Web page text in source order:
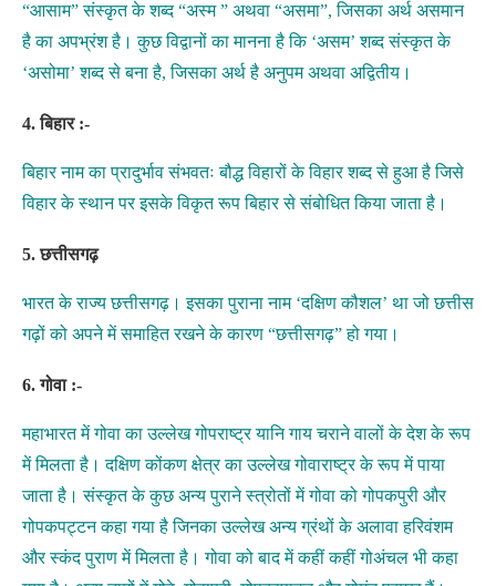
“आसाम” संस्कृत के शब्द “अस्म ” अथवा “असमा”, जिसका अर्थ असमान
है का अपभ्रंश है। कुछ विद्वानों का मानना है कि ‘असम’ शब्द संस्कृत के
‘असोमा’ शब्द से बना है, जिसका अर्थ है अनुपम अथवा अद्वितीय।
4. बिहार :-
बिहार नाम का प्रादुर्भाव संभवतः बौद्ध विहारों के विहार शब्द से हुआ है जिसे
विहार के स्थान पर इसके विकृत रूप बिहार से संबोधित किया जाता है।
5. छत्तीसगढ़
भारत के राज्य छत्तीसगढ़। इसका पुराना नाम ‘दक्षिण कौशल’ था जो छत्तीस
गढ़ों को अपने में समाहित रखने के कारण “छत्तीसगढ़” हो गया।
6. गोवा :-
महाभारत में गोवा का उल्लेख गोपराष्ट्र यानि गाय चराने वालों के देश के रूप
में मिलता है। दक्षिण कोंकण क्षेत्र का उल्लेख गोवाराष्ट्र के रूप में पाया
जाता है। संस्कृत के कुछ अन्य पुराने स्त्रोतों में गोवा को गोपकपुरी और
गोपकपट्टन कहा गया है जिनका उल्लेख अन्य ग्रंथों के अलावा हरिवंशम
और स्कंद पुराण में मिलता है। गोवा को बाद में कहीं कहीं गोअंचल भी कहा